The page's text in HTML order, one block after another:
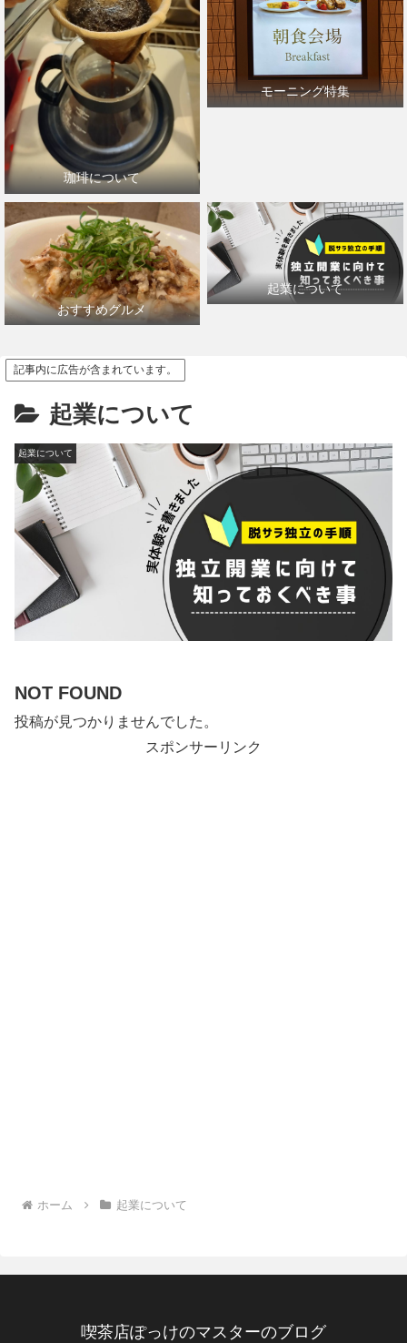
珈琲について
モーニング特集
おすすめグルメ
起業について
記事内に広告が含まれています。
起業について
起業について
NOT FOUND
投稿が見つかりませんでした。
スポンサーリンク
ホーム 起業について
喫茶店ぽっけのマスターのブログ